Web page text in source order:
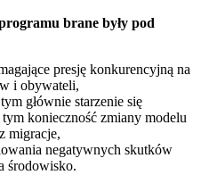
brane były pod
presję konkurencyjną na
i obywateli,
głównie starzenie się
tym konieczność zmiany modelu
migracje,
negatywnych skutków
środowisko.